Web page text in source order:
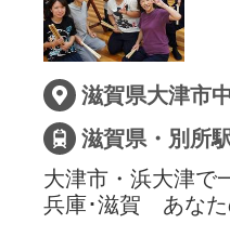
滋賀県・別所
大津市・浜大津で
兵庫･滋賀 あなた